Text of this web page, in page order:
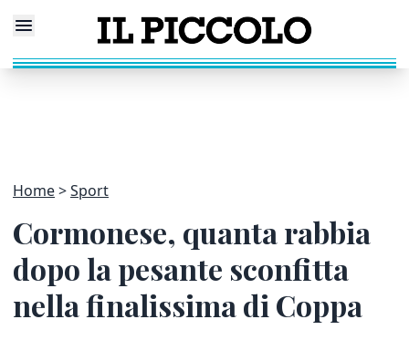
Home Sport
Cormonese, quanta rabbia
dopo la pesante sconfitta
nella finalissima di Coppa